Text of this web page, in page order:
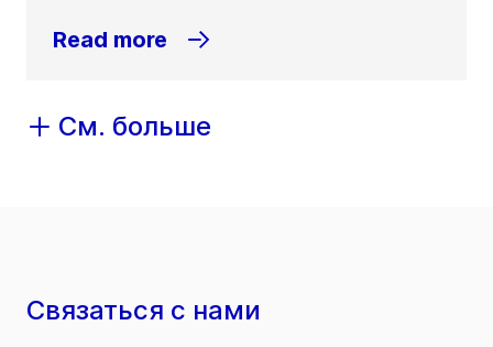
Read more
См. больше
Связаться с нами